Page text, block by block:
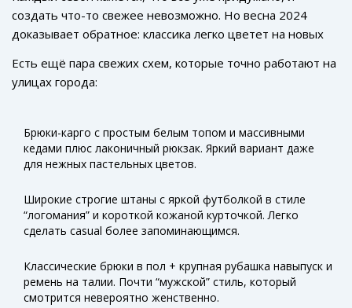
создать что-то свежее невозможно. Но весна 2024
доказывает обратное: классика легко цветет на новых
ультраформальные брюки с тем, что раньше
представляли только на спорте или в расслабленном
прямые смело надевают с кроп-топами, трикотажными
водолазками, короткими бомберами или даже
спортивными ветровками. Да, Prada показали это на
для реальной жизни.
Есть ещё пара свежих схем, которые точно работают на
улицах города:
Брюки-карго с простым белым топом и массивными
кедами плюс лаконичный рюкзак. Яркий вариант даже
для нежных пастельных цветов.
Широкие строгие штаны с яркой футболкой в стиле
“логомания” и короткой кожаной курточкой. Легко
сделать casual более запоминающимся.
Классические брюки в пол + крупная рубашка навыпуск и
ремень на талии. Почти “мужской” стиль, который
смотрится невероятно женственно.